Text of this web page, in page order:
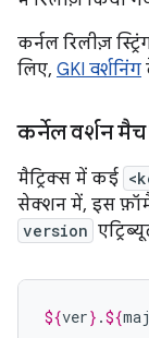
कर्नल रिलीज़
लिए, GKI वर्शनिंग
कर्नेल वर्शन
मैट्रिक्स में कई
सेक्शन में, इस
version
${ver} .${